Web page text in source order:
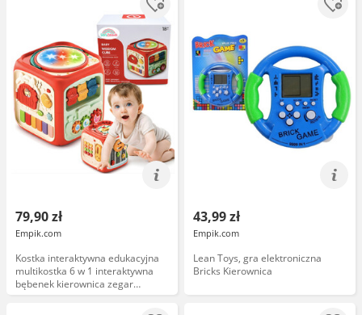
79,90 zł
Empik.com
Kostka interaktywna edukacyjna
multikostka 6 w 1 interaktywna
bębenek kierownica zegar
montessori
43,99 zł
Empik.com
Lean Toys, gra elektroniczna
Bricks Kierownica